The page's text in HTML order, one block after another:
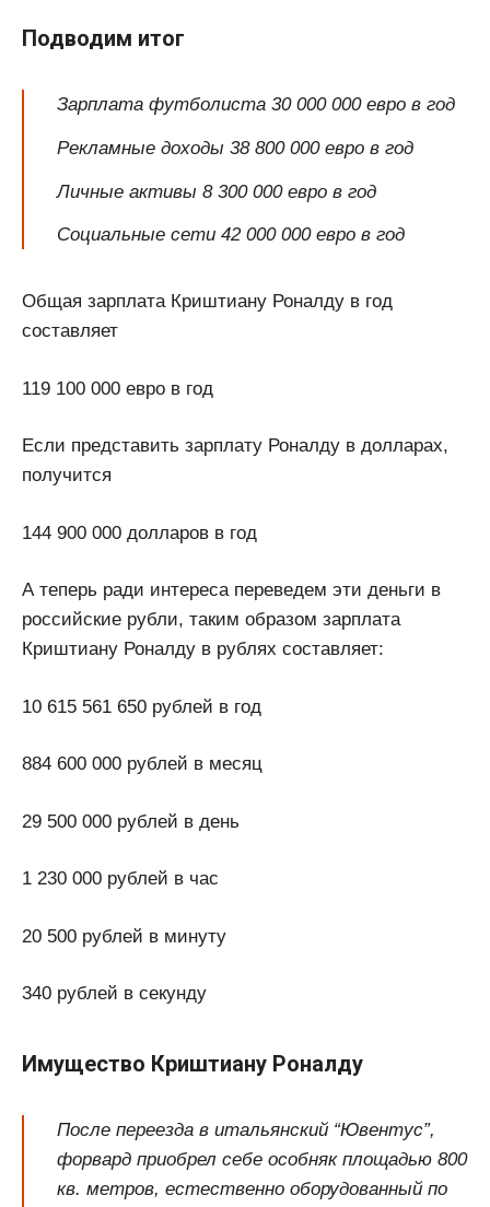
Подводим итог
Зарплата футболиста 30 000 000 евро в год
Рекламные доходы 38 800 000 евро в год
Личные активы 8 300 000 евро в год
Социальные сети 42 000 000 евро в год
Общая зарплата Криштиану Роналду в год
составляет
119 100 000 евро в год
Если представить зарплату Роналду в долларах,
получится
144 900 000 долларов в год
А теперь ради интереса переведем эти деньги в
российские рубли, таким образом зарплата
Криштиану Роналду в рублях составляет:
10 615 561 650 рублей в год
884 600 000 рублей в месяц
29 500 000 рублей в день
1 230 000 рублей в час
20 500 рублей в минуту
340 рублей в секунду
Имущество Криштиану Роналду
После переезда в итальянский “Ювентус”,
форвард приобрел себе особняк площадью 800
кв. метров, естественно оборудованный по